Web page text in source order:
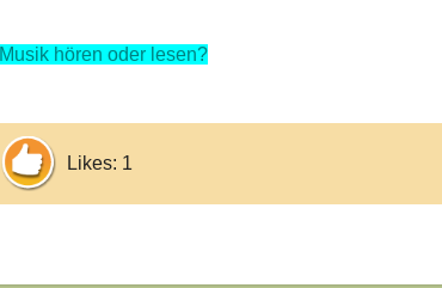
Musik hören oder lesen?
Likes: 1